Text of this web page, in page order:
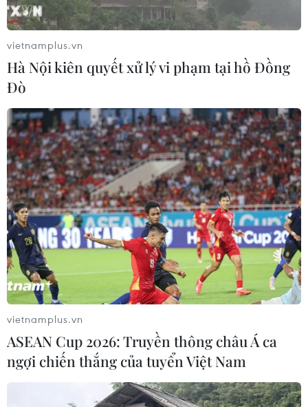
vietnamplus.vn
Hà Nội kiên quyết xử lý vi phạm tại hồ Đồng
Đò
vietnamplus.vn
ASEAN Cup 2026: Truyền thông châu Á ca
ngợi chiến thắng của tuyển Việt Nam